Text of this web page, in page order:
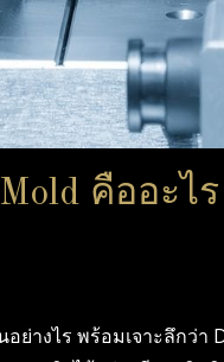
คืออะไ
ย่างไร พร้อมเจาะลึกว่า